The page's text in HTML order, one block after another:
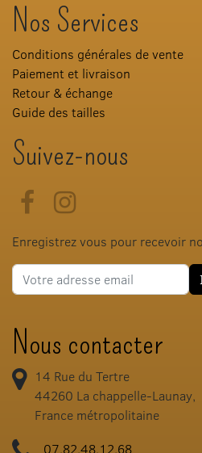
Nos Services
Conditions générales de vente
Paiement et livraison
Retour & échange
Guide des tailles
Suivez-nous
FacebookInstagram
Enregistrez vous pour recevoir
Adresse e-mail
Nous contacter
14 Rue du Tertre
44260 La chappelle-Launay,
France métropolitaine
07.82.48.12.68